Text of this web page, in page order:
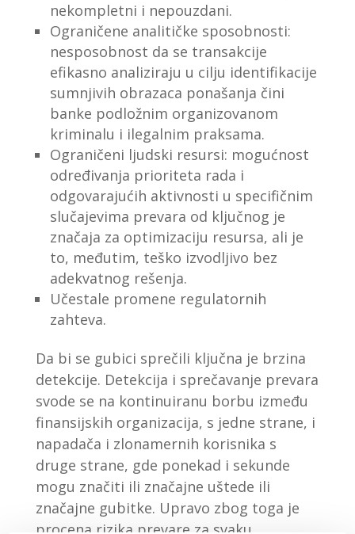
nekompletni i nepouzdani.
Ograničene analitičke sposobnosti:
nesposobnost da se transakcije
efikasno analiziraju u cilju identifikacije
sumnjivih obrazaca ponašanja čini
banke podložnim organizovanom
kriminalu i ilegalnim praksama.
Ograničeni ljudski resursi: mogućnost
određivanja prioriteta rada i
odgovarajućih aktivnosti u specifičnim
slučajevima prevara od ključnog je
značaja za optimizaciju resursa, ali je
to, međutim, teško izvodljivo bez
adekvatnog rešenja.
Učestale promene regulatornih
zahteva.
Da bi se gubici sprečili ključna je brzina
detekcije. Detekcija i sprečavanje prevara
svode se na kontinuiranu borbu između
finansijskih organizacija, s jedne strane, i
napadača i zlonamernih korisnika s
druge strane, gde ponekad i sekunde
mogu značiti ili značajne uštede ili
značajne gubitke. Upravo zbog toga je
procena rizika prevare za svaku